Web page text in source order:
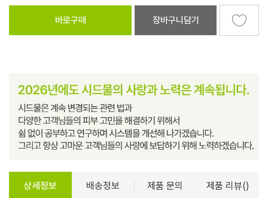
바로구매 장바구니담기
상세정보 배송정보 제품 문의 제품 리뷰()